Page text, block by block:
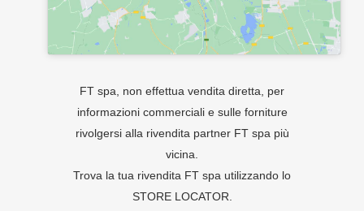
FT spa, non effettua vendita diretta, per
informazioni commerciali e sulle forniture
rivolgersi alla rivendita partner FT spa più
vicina.
Trova la tua rivendita FT spa utilizzando lo
STORE LOCATOR